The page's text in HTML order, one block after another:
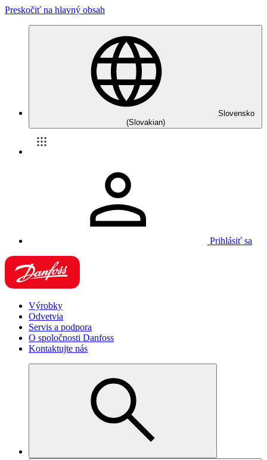
Preskočiť na hlavný obsah
Slovensko
(Slovakian)
Prihlásiť sa
Výrobky
Odvetvia
Servis a podpora
O spoločnosti Danfoss
Kontaktujte nás